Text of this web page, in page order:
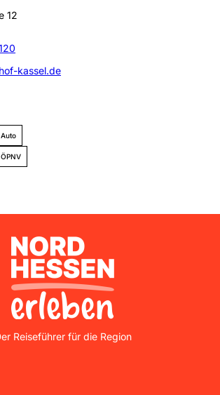
12
kassel.de
Nordhessen Erleben
Reiseführer für die Region